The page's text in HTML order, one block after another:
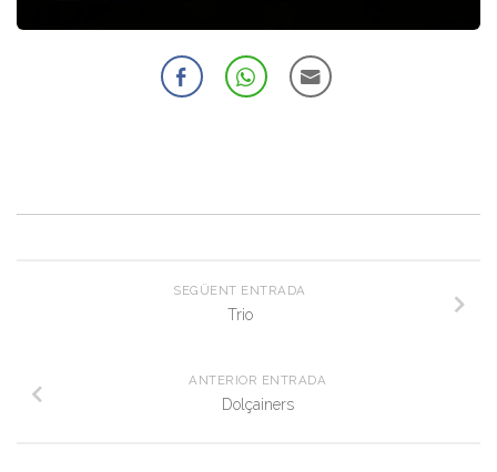
SEGÜENT ENTRADA
Trio
ANTERIOR ENTRADA
Dolçainers